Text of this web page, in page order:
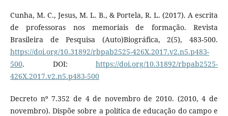
Cunha, M. C., Jesus, M. L. B., & Portela, R. L. (2017). A escrita
de professoras nos memoriais de formação. Revista
Brasileira de Pesquisa (Auto)Biográfica, 2(5), 483-500.
https://doi.org/10.31892/rbpab2525-426X.2017.v2.n5.p483-
500. DOI:https://doi.org/10.31892/rbpab2525-
426X.2017.v2.n5.p483-500
Decreto nº 7.352 de 4 de novembro de 2010. (2010, 4 de
novembro). Dispõe sobre a política de educação do campo e